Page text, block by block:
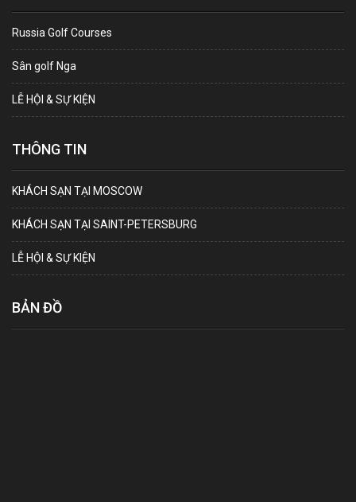
Russia Golf Courses
Sân golf Nga
LỄ HỘI & SỰ KIỆN
THÔNG TIN
KHÁCH SẠN TẠI MOSCOW
KHÁCH SẠN TẠI SAINT-PETERSBURG
LỄ HỘI & SỰ KIỆN
BẢN ĐỒ